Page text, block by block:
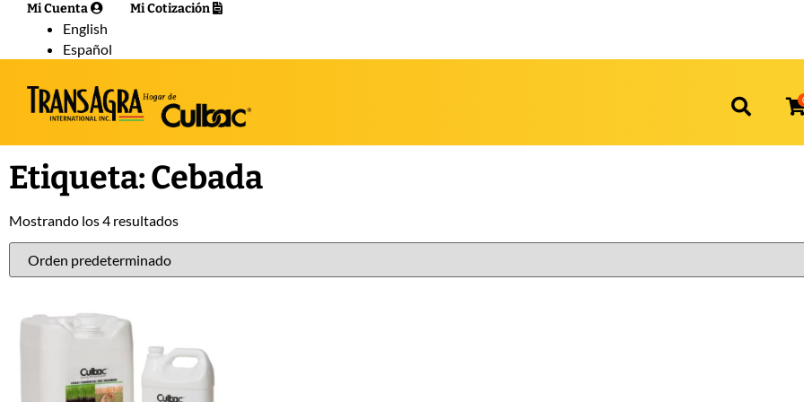
Mi Cuenta Mi Cotización
English
Español
Etiqueta: Cebada
Mostrando los 4 resultados